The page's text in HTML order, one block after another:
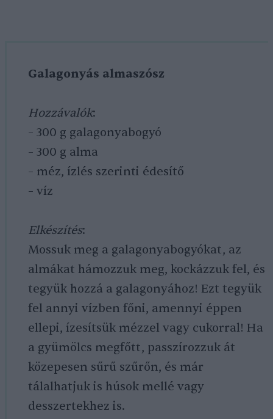
Galagonyás almaszósz
Hozzávalók:
– 300 g galagonyabogyó
– 300 g alma
– méz, ízlés szerinti édesítő
– víz
Elkészítés:
Mossuk meg a galagonyabogyókat, az
almákat hámozzuk meg, kockázzuk fel, és
tegyük hozzá a galagonyához! Ezt tegyük
fel annyi vízben főni, amennyi éppen
ellepi, ízesítsük mézzel vagy cukorral! Ha
a gyümölcs megfőtt, passzírozzuk át
közepesen sűrű szűrőn, és már
tálalhatjuk is húsok mellé vagy
desszertekhez is.